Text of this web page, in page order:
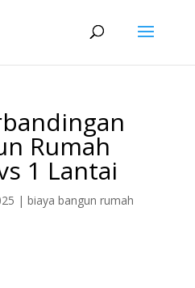
Rumah
1 Lantai
| biaya bangun rumah